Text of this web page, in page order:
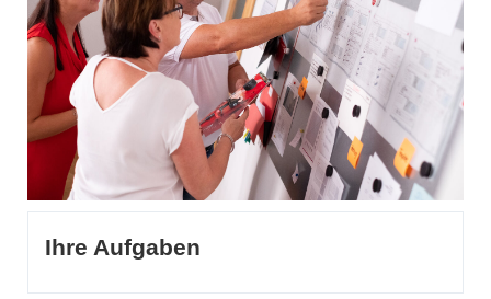
Ihre Aufgaben